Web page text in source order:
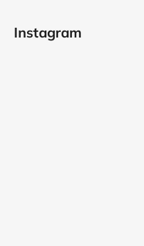
Instagram